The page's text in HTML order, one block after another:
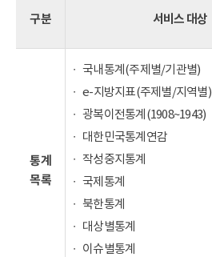
구분 서비스 대상
통계
목록
국내통계(주제별/기관별)
e-지방지표(주제별/지역별)
광복이전통계(1908~1943)
대한민국통계연감
작성중지통계
국제통계
북한통계
대상별통계
이슈별통계